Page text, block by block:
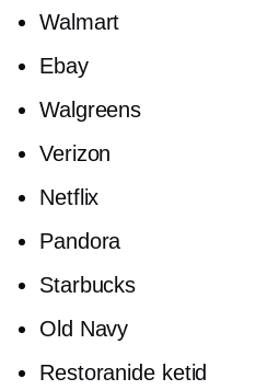
Walmart
Ebay
Walgreens
Verizon
Netflix
Pandora
Starbucks
Old Navy
Restoranide ketid